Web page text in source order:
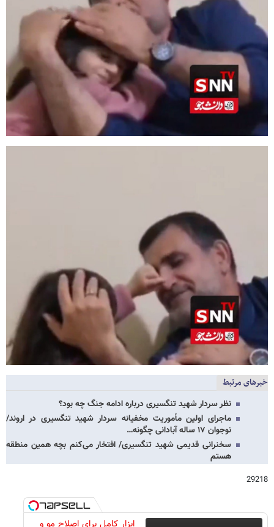
خبرهای مرتبط
نظر سردار شهید تنگسیری درباره ادامه جنگ چه بود؟
ماجرای اولین مأموریت مخفیانه سردار شهید تنگسیری در اروند/
نوجوان ۱۷ ساله آبادانی چگونه…
سخنرانی قدیمی شهید تنگسیری/ افتخار می‌کنم بچه همین منطقه
هستم
29218
ابزار کامل برای اصلاح مو و